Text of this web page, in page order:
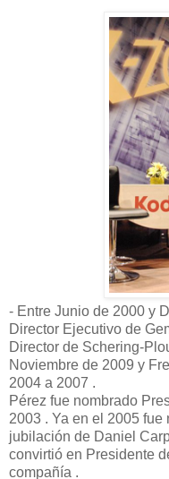
- Entre Junio de 2000 y
Director Ejecutivo de
Director de Schering-
Noviembre de 2009 y
2004 a 2007 .
Pérez fue nombrado
2003 . Ya en el 2005
jubilación de Daniel
convirtió en Presidente
compañía .